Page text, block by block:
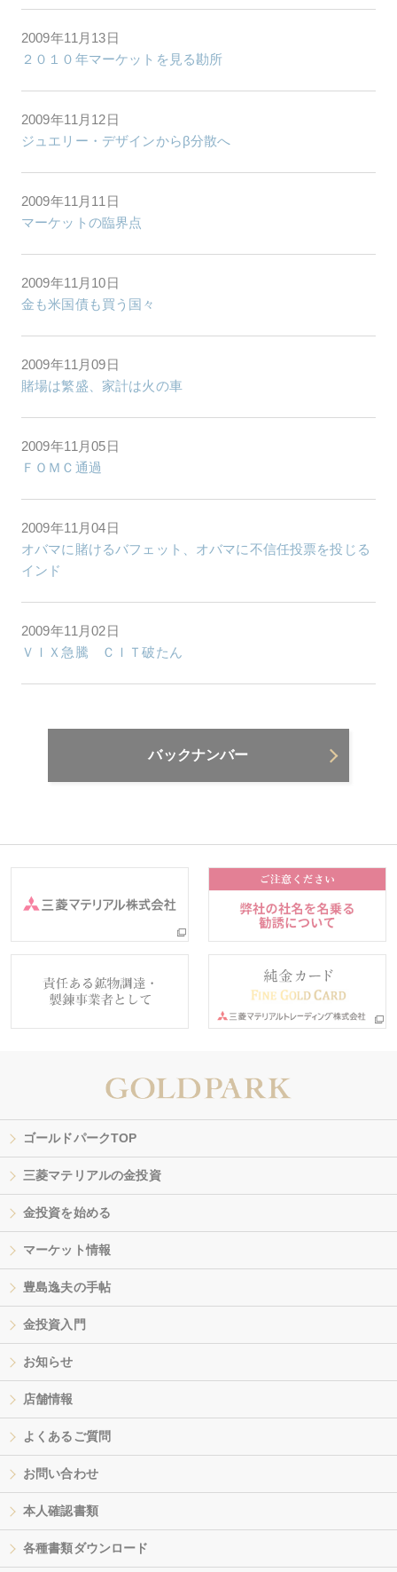
2009年11月13日
２０１０年マーケットを見る勘所
2009年11月12日
ジュエリー・デザインからβ分散へ
2009年11月11日
マーケットの臨界点
2009年11月10日
金も米国債も買う国々
2009年11月09日
賭場は繁盛、家計は火の車
2009年11月05日
ＦＯＭＣ通過
2009年11月04日
オバマに賭けるバフェット、オバマに不信任投票を投じる
インド
2009年11月02日
ＶＩＸ急騰 ＣＩＴ破たん
バックナンバー
ゴールドパークTOP
三菱マテリアルの金投資
金投資を始める
マーケット情報
豊島逸夫の手帖
金投資入門
お知らせ
店舗情報
よくあるご質問
お問い合わせ
本人確認書類
各種書類ダウンロード